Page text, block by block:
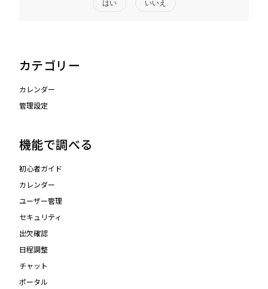
はい いいえ
カテゴリー
カレンダー
管理設定
機能で調べる
初心者ガイド
カレンダー
ユーザー管理
セキュリティ
出欠確認
日程調整
チャット
ポータル